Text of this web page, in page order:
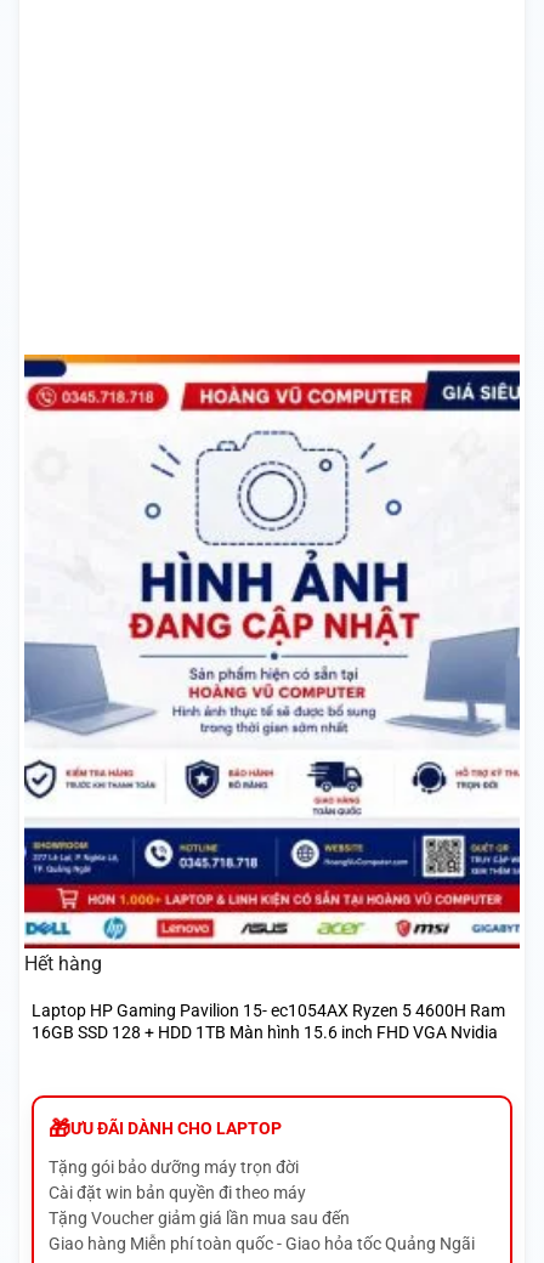
Hết hàng
Laptop HP Gaming Pavilion 15- ec1054AX Ryzen 5 4600H Ram
16GB SSD 128 + HDD 1TB Màn hình 15.6 inch FHD VGA Nvidia
ƯU ĐÃI DÀNH CHO LAPTOP
Tặng gói bảo dưỡng máy trọn đời
Cài đặt win bản quyền đi theo máy
Tặng Voucher giảm giá lần mua sau đến
Giao hàng Miễn phí toàn quốc - Giao hỏa tốc Quảng Ngãi